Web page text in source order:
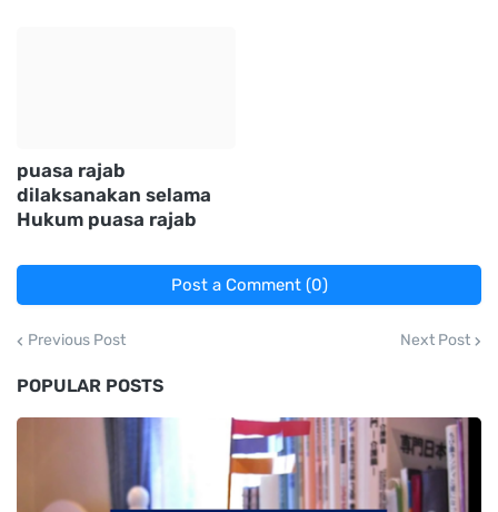
puasa rajab
dilaksanakan selama
Hukum puasa rajab
Post a Comment (0)
Previous Post Next Post
POPULAR POSTS